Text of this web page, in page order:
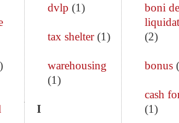
)
dvlp (1)
tax shelter(1)
warehousing
(1)
I
boni de
(2)
bonus(
cash
(1)